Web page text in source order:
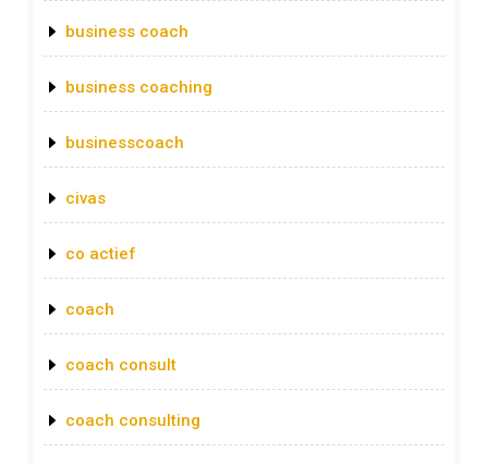
business coach
business coaching
businesscoach
civas
co actief
coach
coach consult
coach consulting